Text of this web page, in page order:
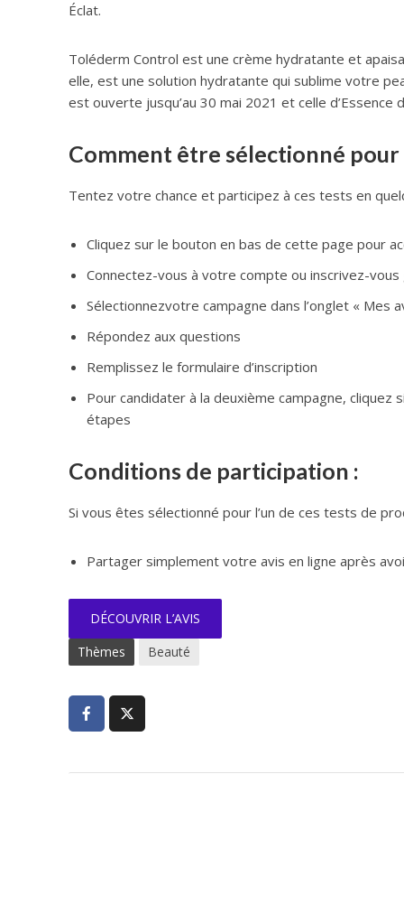
Éclat.
Toléderm Control est une crème hydratante et
elle, est une solution hydratante qui sublime votre
est ouverte jusqu’au 30 mai 2021 et celle d’Essence
Comment être sélectionné pour
Tentez votre chance et participez à ces tests en
Cliquez sur le bouton en bas de cette page pour
Connectez-vous à votre compte ou inscrivez-
Sélectionnezvotre campagne dans l’onglet « Mes
Répondez aux questions
Remplissez le formulaire d’inscription
Pour candidater à la deuxième campagne, cliquez
étapes
Conditions de participation :
Si vous êtes sélectionné pour l’un de ces tests de
Partager simplement votre avis en ligne après
DÉCOUVRIR L’AVIS
Thèmes
Beauté